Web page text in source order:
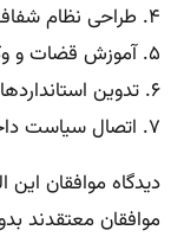
۴. طراحی نظام شفاف پاسخگویی پلتفرم‌ها
۵. آموزش قضات و وکلای تخصصی فناوری
۶. تدوین استانداردهای حمایت از داده
۷. اتصال سیاست داخلی به قواعد بین‌المللی
دیدگاه موافقان این
موافقان معتقدند